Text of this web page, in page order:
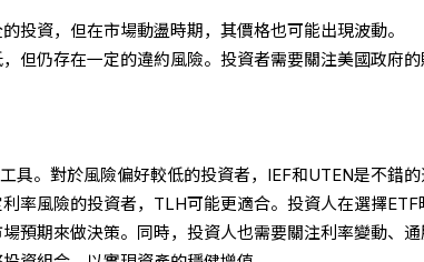
投資，但在市場動盪時期，其價格也可能出現波動。
但仍存在一定的違約風險。投資者需要關注美國政府
具。對於風險偏好較低的投資者，IEF和UTEN是不錯
率風險的投資者，TLH可能更適合。投資人在選擇ETF
預期來做決策。同時，投資人也需要關注利率變動、